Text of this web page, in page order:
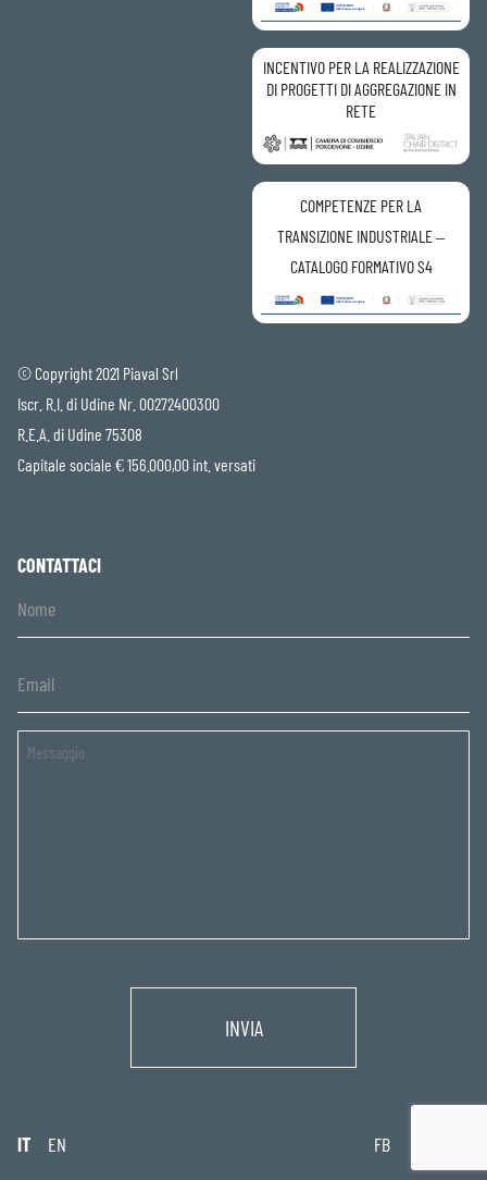
INCENTIVO PER LA REALIZZAZIONE
DI PROGETTI DI AGGREGAZIONE IN
RETE
COMPETENZE PER LA
TRANSIZIONE INDUSTRIALE –
CATALOGO FORMATIVO S4
© Copyright 2021 Piaval Srl
Iscr. R.I. di Udine Nr. 00272400300
R.E.A. di Udine 75308
Capitale sociale € 156.000,00 int. versati
CONTATTACI
Untitled
IT EN FB